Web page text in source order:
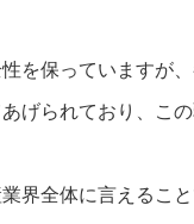
を保っていますが
げられており、こ
界全体に言えるこ